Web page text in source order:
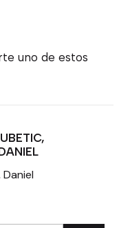
uno de estos